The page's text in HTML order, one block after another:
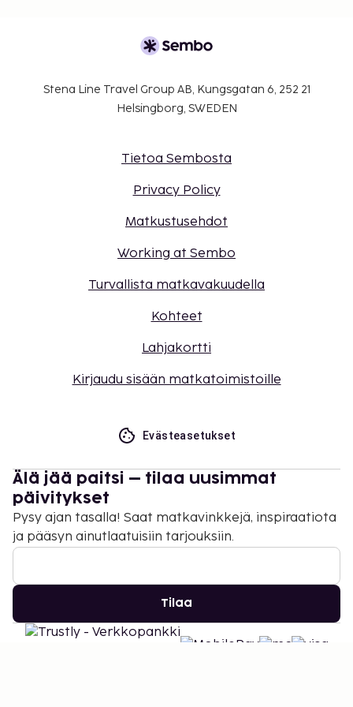
Stena Line Travel Group AB, Kungsgatan 6, 252 21
Helsingborg, SWEDEN
Tietoa Sembosta
Privacy Policy
Matkustusehdot
Working at Sembo
Turvallista matkavakuudella
Kohteet
Lahjakortti
Kirjaudu sisään matkatoimistoille
Evästeasetukset
Älä jää paitsi – tilaa uusimmat
päivitykset
Pysy ajan tasalla! Saat matkavinkkejä, inspiraatiota
ja pääsyn ainutlaatuisiin tarjouksiin.
Tilaa